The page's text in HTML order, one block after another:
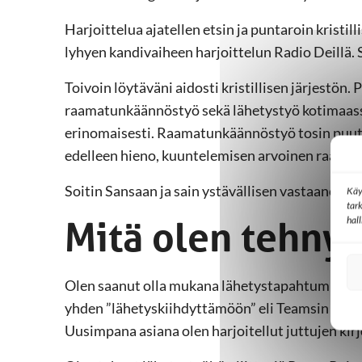
Harjoittelua ajatellen etsin ja puntaroin
lyhyen kandivaiheen harjoittelun Radio Deillä.
Toivoin löytäväni aidosti kristillisen järjestön.
raamatunkäännöstyö sekä lähetystyö
erinomaisesti. Raamatunkäännöstyö tosin
edelleen hieno, kuuntelemisen arvoinen
Soitin Sansaan ja sain ystävällisen
Mitä olen
Olen saanut olla mukana lähetystapahtumissa
yhden ”lähetyskiihdyttämöön” eli Teamsin
Uusimpana asiana olen harjoitellut juttujen